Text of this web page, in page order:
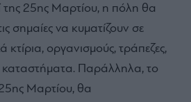
της 25ης Μαρτίου, η πόλη θα
σημαίες να κυματίζουν σε
κτίρια, οργανισμούς, τράπεζες,
καταστήματα. Παράλληλα, το
Μαρτίου, θα